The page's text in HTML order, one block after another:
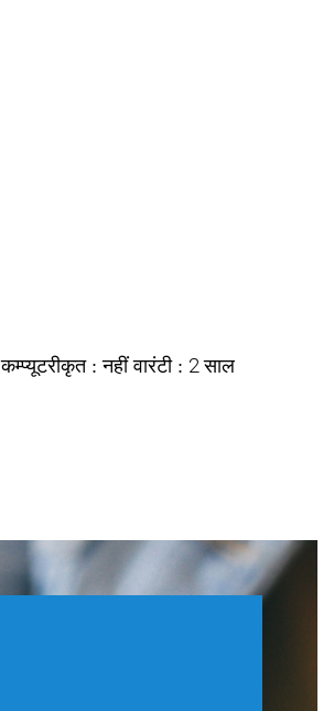
कम्प्यूटरीकृत :नहीं वारंटी : 2 साल